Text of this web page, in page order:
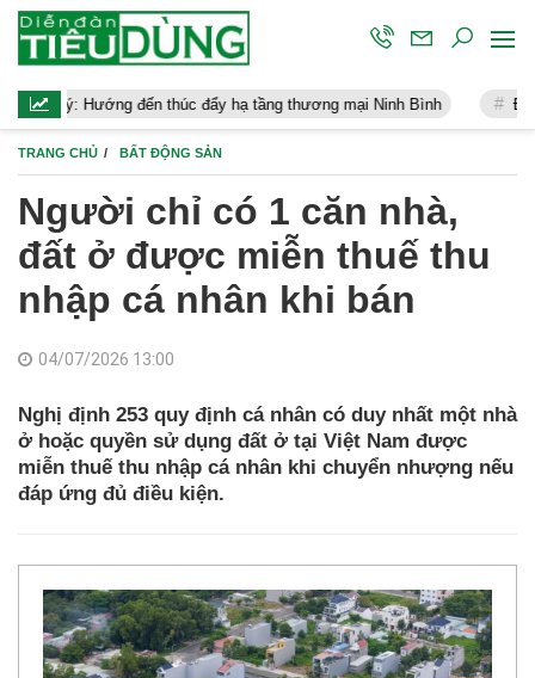
đến thúc đẩy hạ tầng thương mại Ninh Bình Điều hành kinh tế
TRANG CHỦ BẤT ĐỘNG SẢN
Người chỉ có 1 căn nhà,
đất ở được miễn thuế thu
nhập cá nhân khi bán
04/07/2026 13:00
Nghị định 253 quy định cá nhân có duy nhất một nhà
ở hoặc quyền sử dụng đất ở tại Việt Nam được
miễn thuế thu nhập cá nhân khi chuyển nhượng nếu
đáp ứng đủ điều kiện.